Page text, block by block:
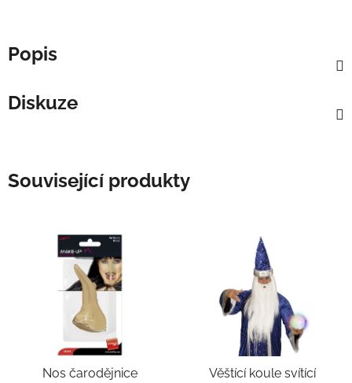
Popis
Diskuze
Související produkty
Nos čarodějnice Věštící koule svítící